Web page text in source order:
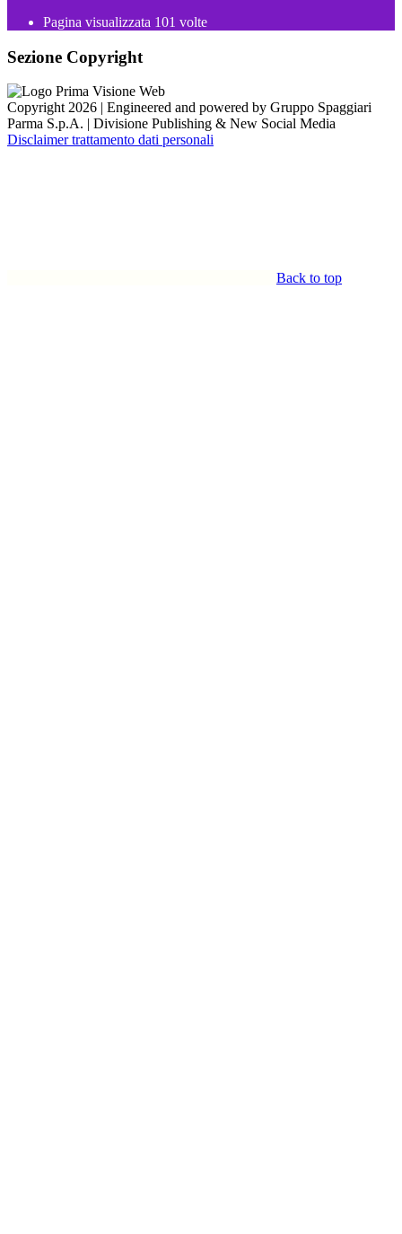
Pagina visualizzata 101 volte
Sezione Copyright
Copyright 2026 | Engineered and powered by Gruppo Spaggiari
Parma S.p.A. | Divisione Publishing & New Social Media
Disclaimer trattamento dati personali
Back to top